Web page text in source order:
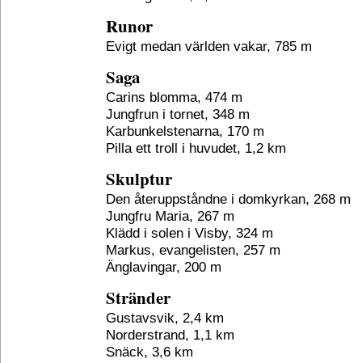
Runor
Evigt medan världen vakar, 785 m
Saga
Carins blomma, 474 m
Jungfrun i tornet, 348 m
Karbunkelstenarna, 170 m
Pilla ett troll i huvudet, 1,2 km
Skulptur
Den återuppståndne i domkyrkan, 268 m
Jungfru Maria, 267 m
Klädd i solen i Visby, 324 m
Markus, evangelisten, 257 m
Änglavingar, 200 m
Stränder
Gustavsvik, 2,4 km
Norderstrand, 1,1 km
Snäck, 3,6 km